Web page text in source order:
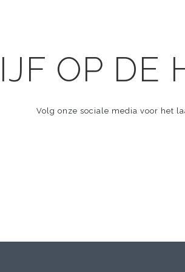
OP DE
Volg onze sociale media voor het